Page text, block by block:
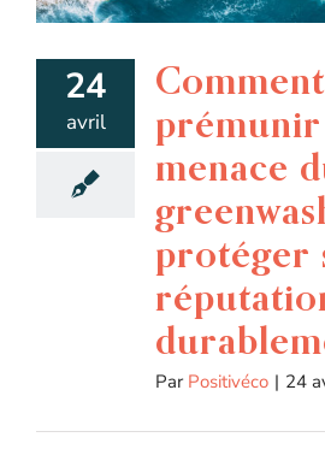
24
avril
menace
protéger
Par Positivéco | 24